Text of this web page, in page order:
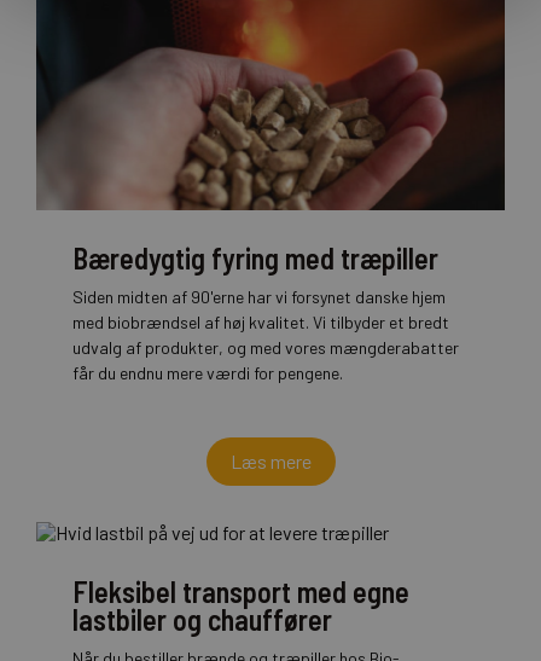
Bæredygtig fyring med træpiller
Siden midten af 90'erne har vi forsynet danske hjem
med biobrændsel af høj kvalitet. Vi tilbyder et bredt
udvalg af produkter, og med vores mængderabatter
får du endnu mere værdi for pengene.
Læs mere
Fleksibel transport med egne
lastbiler og chauffører